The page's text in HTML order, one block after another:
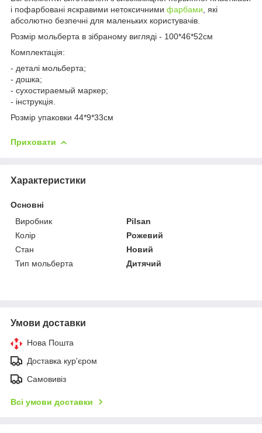
і пофарбовані яскравими нетоксичними фарбами , які
абсолютно безпечні для маленьких користувачів.
Розмір мольберта в зібраному вигляді - 100*46*52см
Комплектація:
- деталі мольберта;
- дошка;
- сухостираемый маркер;
- інструкція.
Розмір упаковки 44*9*33см
Приховати
Характеристики
Основні
Виробник
Pilsan
Колір
Рожевий
Стан
Новий
Тип мольберта
Дитячий
Умови доставки
Нова Пошта
Доставка кур'єром
Самовивіз
Всі умови доставки